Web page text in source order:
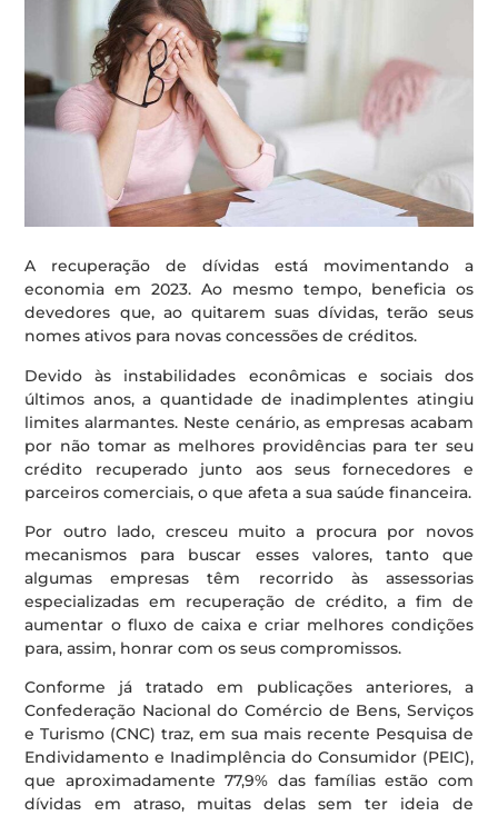
A recuperação de dívidas está movimentando a
economia em 2023. Ao mesmo tempo, beneficia os
devedores que, ao quitarem suas dívidas, terão seus
nomes ativos para novas concessões de créditos.
Devido às instabilidades econômicas e sociais dos
últimos anos, a quantidade de inadimplentes atingiu
limites alarmantes. Neste cenário, as empresas acabam
por não tomar as melhores providências para ter seu
crédito recuperado junto aos seus fornecedores e
parceiros comerciais, o que afeta a sua saúde financeira.
Por outro lado, cresceu muito a procura por novos
mecanismos para buscar esses valores, tanto que
algumas empresas têm recorrido às assessorias
especializadas em recuperação de crédito, a fim de
aumentar o fluxo de caixa e criar melhores condições
para, assim, honrar com os seus compromissos.
Conforme já tratado em publicações anteriores, a
Confederação Nacional do Comércio de Bens, Serviços
e Turismo (CNC) traz, em sua mais recente Pesquisa de
Endividamento e Inadimplência do Consumidor (PEIC),
que aproximadamente 77,9% das famílias estão com
dívidas em atraso, muitas delas sem ter ideia de